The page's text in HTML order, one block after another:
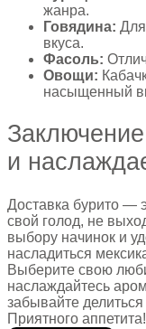
жанра.
Говядина:
вкуса.
Фасоль:
Овощи:
насыщенный
и
Доставка бурито —
свой голод, не
выбору начинок и
насладиться
Выберите свою
наслаждайтесь
забывайте
Приятного аппетита!